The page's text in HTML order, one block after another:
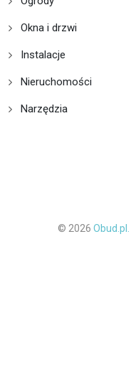
Okna i drzwi
Instalacje
Nieruchomości
Narzędzia
© 2026 Obud.pl.